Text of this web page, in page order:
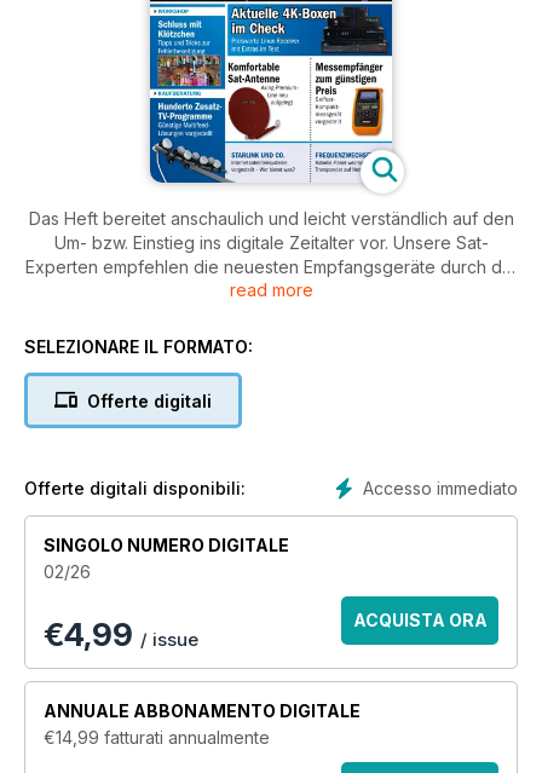
Das Heft bereitet anschaulich und leicht verständlich auf den
Um- bzw. Einstieg ins digitale Zeitalter vor. Unsere Sat-
Experten empfehlen die neuesten Empfangsgeräte durch die
gewohnt zuverlässigen Testberichte. Der Serviceteil rundet
Themen rund um den Receiver, die Antenne, das LNB oder
read more
SELEZIONARE IL FORMATO:
Offerte digitali
Accesso immediato
Offerte digitali disponibili:
SINGOLO NUMERO DIGITALE
02/26
€4,99 / issue
ACQUISTA ORA
ANNUALE ABBONAMENTO DIGITALE
€14,99 fatturati annualmente